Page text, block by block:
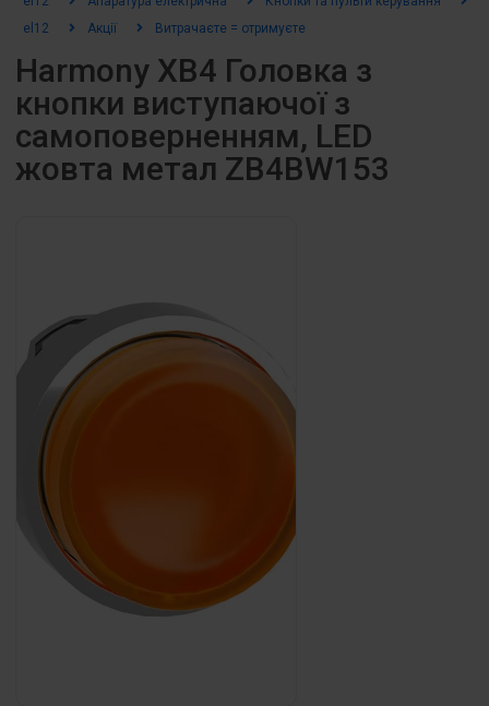
el12
Акції Витрачаєте = отримуєте
Harmony XB4 Головка з
кнопки виступаючої з
самоповерненням, LED
жовта метал ZB4BW153